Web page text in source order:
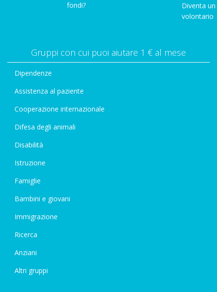
fondi?
Diventa un
volontario
Gruppi con cui puoi aiutare 1 € al mese
Dipendenze
Assistenza al paziente
Cooperazione internazionale
Difesa degli animali
Disabilità
Istruzione
Famiglie
Bambini e giovani
Immigrazione
Ricerca
Anziani
Altri gruppi